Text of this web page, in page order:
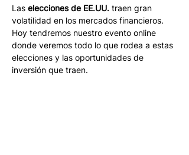
Las elecciones de EE.UU. traen gran
volatilidad en los mercados financieros.
Hoy tendremos nuestro evento online
donde veremos todo lo que rodea a estas
elecciones y las oportunidades de
inversión que traen.